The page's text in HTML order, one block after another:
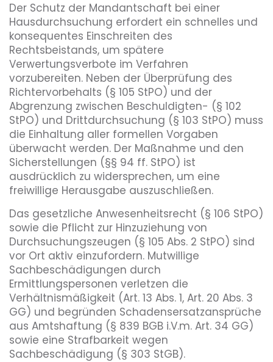
Der Schutz der Mandantschaft bei einer
Hausdurchsuchung erfordert ein schnelles und
konsequentes Einschreiten des
Rechtsbeistands, um spätere
Verwertungsverbote im Verfahren
vorzubereiten. Neben der Überprüfung des
Richtervorbehalts (§ 105 StPO) und der
Abgrenzung zwischen Beschuldigten- (§ 102
StPO) und Drittdurchsuchung (§ 103 StPO) muss
die Einhaltung aller formellen Vorgaben
überwacht werden. Der Maßnahme und den
Sicherstellungen (§§ 94 ff. StPO) ist
ausdrücklich zu widersprechen, um eine
freiwillige Herausgabe auszuschließen.
Das gesetzliche Anwesenheitsrecht (§ 106 StPO)
sowie die Pflicht zur Hinzuziehung von
Durchsuchungszeugen (§ 105 Abs. 2 StPO) sind
vor Ort aktiv einzufordern. Mutwillige
Sachbeschädigungen durch
Ermittlungspersonen verletzen die
Verhältnismäßigkeit (Art. 13 Abs. 1, Art. 20 Abs. 3
GG) und begründen Schadensersatzansprüche
aus Amtshaftung (§ 839 BGB i.V.m. Art. 34 GG)
sowie eine Strafbarkeit wegen
Sachbeschädigung (§ 303 StGB).